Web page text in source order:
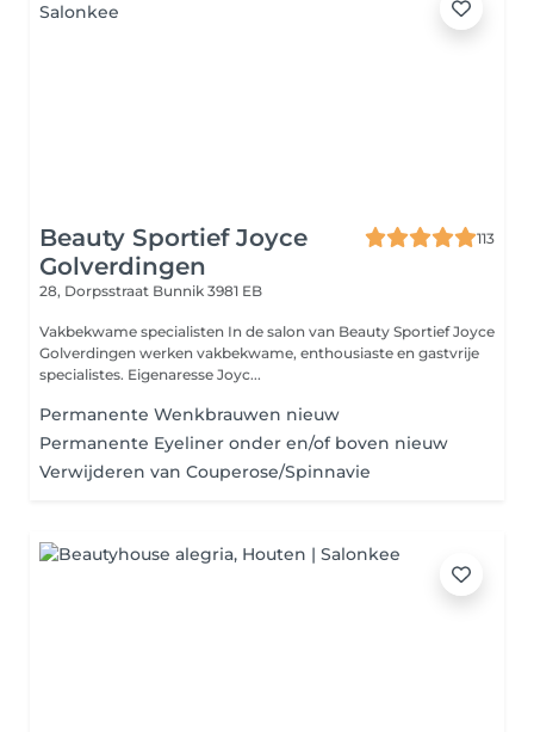
Beauty Sportief Joyce
Golverdingen
113
28, Dorpsstraat Bunnik 3981 EB
Vakbekwame specialisten In de salon van Beauty Sportief Joyce
Golverdingen werken vakbekwame, enthousiaste en gastvrije
specialistes. Eigenaresse Joyc...
Permanente Wenkbrauwen nieuw
Permanente Eyeliner onder en/of boven nieuw
Verwijderen van Couperose/Spinnavie